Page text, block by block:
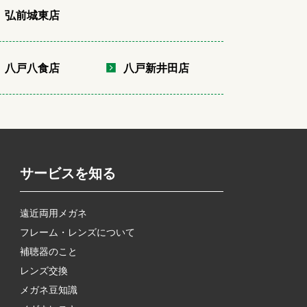
弘前城東店
八戸八食店 八戸新井田店
サービスを知る
遠近両用メガネ
フレーム・レンズについて
補聴器のこと
レンズ交換
メガネ豆知識